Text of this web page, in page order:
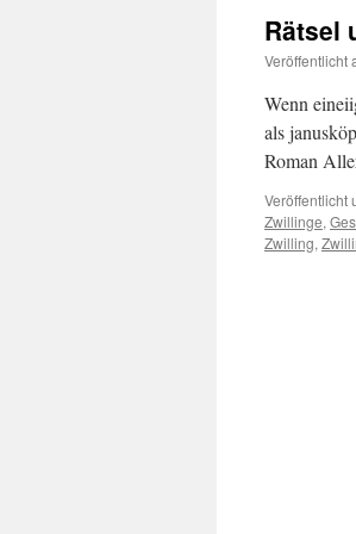
Rätsel
Veröffentlicht
Wenn
als
Roman
Veröffentlicht
Zwillinge,
Zwilling,